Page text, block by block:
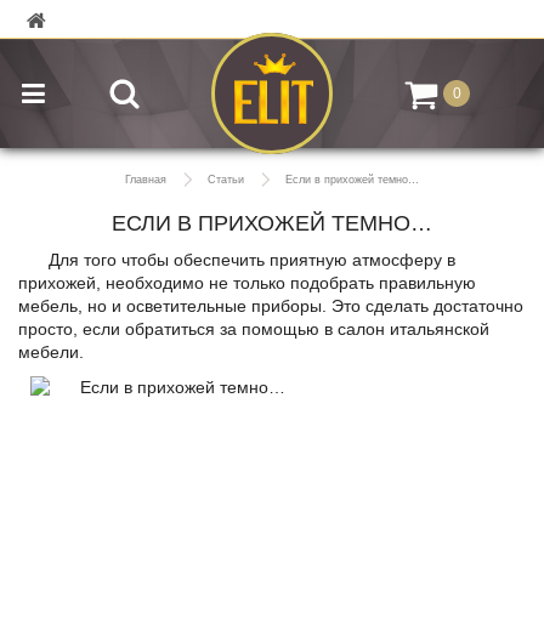
0
Главная Статьи Если в прихожей темно…
ЕСЛИ В ПРИХОЖЕЙ ТЕМНО…
Для того чтобы обеспечить приятную атмосферу в
прихожей, необходимо не только подобрать правильную
мебель, но и осветительные приборы. Это сделать достаточно
просто, если обратиться за помощью в салон итальянской
мебели.